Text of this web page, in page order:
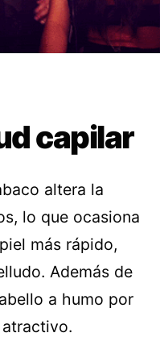
capilar
altera la
lo que ocasiona
más rápido,
Además de
a humo por